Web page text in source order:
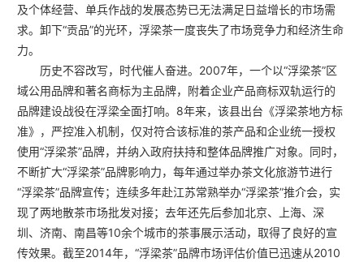
及个体经营、单兵作战的发展态势已无法满足日益增长的市场需
求。卸下“贡品”的光环，浮梁茶一度丧失了市场竞争力和经济生命
力。
历史不容改写，时代催人奋进。2007年，一个以“浮梁茶”区
域公用品牌和著名商标为主品牌，附着企业产品商标双轨运行的
品牌建设战役在浮梁全面打响。8年来，该县出台《浮梁茶地方标
准》，严控准入机制，仅对符合该标准的茶产品和企业统一授权
使用“浮梁茶”品牌，并纳入政府扶持和整体品牌推广对象。同时，
不断扩大“浮梁茶”品牌影响力，每年通过举办茶文化旅游节进行
“浮梁茶”品牌宣传；连续多年赴江苏常熟举办“浮梁茶”推介会，实
现了两地散茶市场批发对接；去年还先后参加北京、上海、深
圳、济南、南昌等10余个城市的茶事展示活动，取得了良好的宣
传效果。截至2014年，“浮梁茶”品牌市场评估价值已迅速从2010